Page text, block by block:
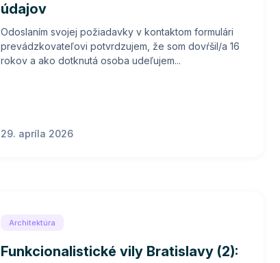
údajov
Odoslaním svojej požiadavky v kontaktom formulári
prevádzkovateľovi potvrdzujem, že som dovŕšil/a 16
rokov a ako dotknutá osoba udeľujem...
29. apríla 2026
Architektúra
Funkcionalistické vily Bratislavy (2):